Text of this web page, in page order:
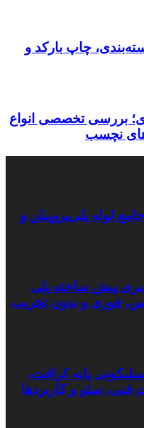
چاپ بارکد و
بررسی تخصصی انواع
نچسب
لوله پلی‌پروپیلن و
پیش ساخته پلی
فوری و بدون تخریب
پایه کرافت،
فنی، سئو و کاربردها